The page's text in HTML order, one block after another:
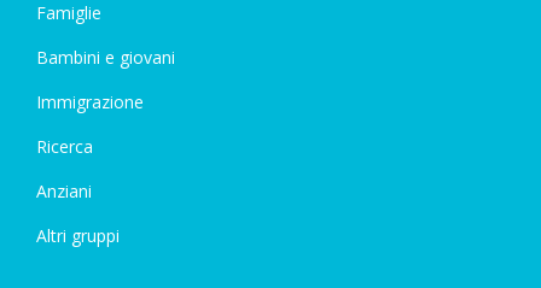
Famiglie
Bambini e giovani
Immigrazione
Ricerca
Anziani
Altri gruppi